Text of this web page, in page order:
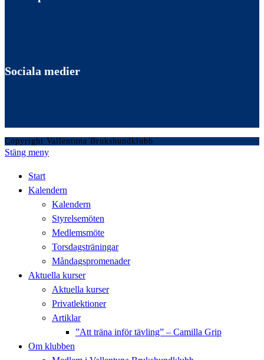
Sociala medier
Copyright Vallentuna Brukshundklubb
Stäng meny
Start
Kalendern
Kalendern
Styrelsemöten
Medlemsmöte
Torsdagsträningar
Måndagspromenader
Aktuella kurser
Aktuella kurser
Privatlektioner
Artiklar
”Att träna inför tävling” – Camilla Grip
Om klubben